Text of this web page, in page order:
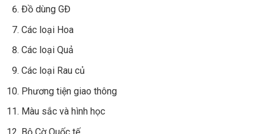
Đồ dùng GĐ
Các loại Hoa
Các loại Quả
Các loại Rau củ
Phương tiện giao thông
Màu sắc và hình học